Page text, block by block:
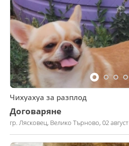
Чихуахуа за разплод
Договаряне
гр. Лясковец, Велико Търново, 02 август